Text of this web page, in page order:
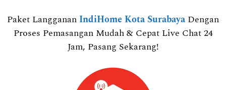
Paket Langganan IndiHome Kota Surabaya Dengan
Proses Pemasangan Mudah & Cepat Live Chat 24
Jam, Pasang Sekarang!